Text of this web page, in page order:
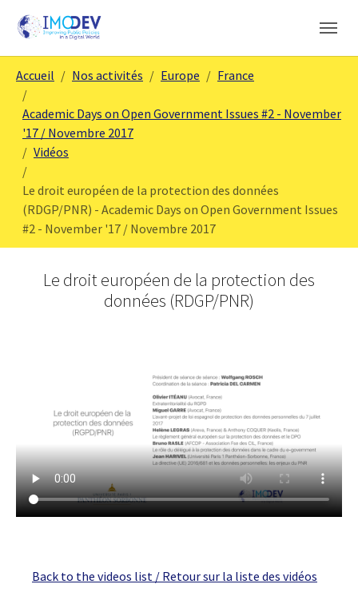
Accueil Nos activités Europe France
Academic Days on Open Government Issues #2 - November
'17 / Novembre 2017
Vidéos
Le droit européen de la protection des données
(RDGP/PNR) - Academic Days on Open Government Issues
#2 - November '17 / Novembre 2017
Le droit européen de la protection des
données (RDGP/PNR)
Back to the videos list / Retour sur la liste des vidéos